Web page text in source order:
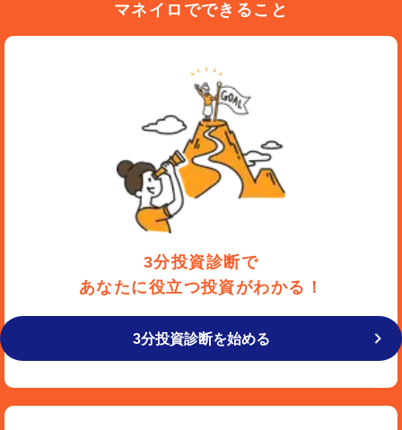
マネイロでできること
3分投資診断で
あなたに役立つ投資がわかる！
3分投資診断を始める